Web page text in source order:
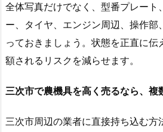
全体写真だけでなく、型番プレート
ー、タイヤ、エンジン周辺、操作部
っておきましょう。状態を正直に伝
額されるリスクを減らせます。
三次市で農機具を高く売るなら、複
三次市周辺の業者に直接持ち込む方